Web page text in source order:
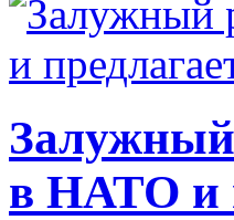
в НАТО и